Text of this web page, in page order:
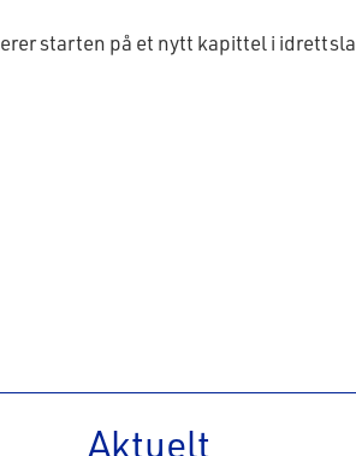
starten på et nytt kapittel i
Aktuelt